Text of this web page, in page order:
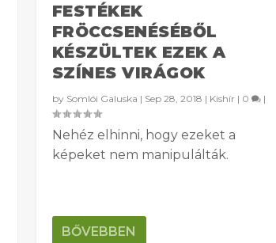
FESTÉKEK
FRÖCCSENÉSÉBŐL
KÉSZÜLTEK EZEK A
SZÍNES VIRÁGOK
by Somlói Galuska | Sep 28, 2018 | Kishír| 0 |
Nehéz elhinni, hogy ezeket a
képeket nem manipulálták.
BŐVEBBEN